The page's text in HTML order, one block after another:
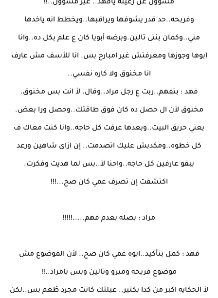
مسؤول عن رعيته يافهد.. غير مسؤول..!!
وفربحه..حد قدر يشوفها ويراقبها..ويخطط انه ياخدها
مني..وكمان بنتى تالين.وبرضه أبويا كان ع علم بكل ده..وانا
ابوها وجوزها ومعرفتش غير امبارح بس. انا للأسف مش عارف
انا مخنوق ولا كاره نفسي..
فهد : بتفهم..ربت ع رجل مراد..وقال. لأ انت بس مخنوق.
مخنوق لأن ال حصل ده كان فوق طاقتك..وحصل ورا بعض.
يعني حريق البيت..وبعدها عرفت كل حاجه..وانا كنت معاك ف
كل خطوه..ومكدبش عليك اتصدمت.. إن ازاى شاهين ورعد
يبقو عارفين كل حاجه..واحنا لأ..بس لما هديت وفكرت.
اكتشفت إن تصرف عمي كان صح...!!!
مراد : بصله بعدم فهم.....!!!!!
فهد : كمل بتأكيد..ايوه عمي كان صح.. لأن الموضوع مش
موضوع فريحه وميرو وتالين وبس يامراد..!!
لأ الحكايه اكبر من كدا بكتير.. عيلتك كانت مجرد طُعم بس..لكن